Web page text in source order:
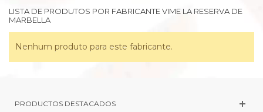
LISTA DE PRODUTOS POR FABRICANTE VIME LA RESERVA DE
MARBELLA
Nenhum produto para este fabricante.
PRODUCTOS DESTACADOS